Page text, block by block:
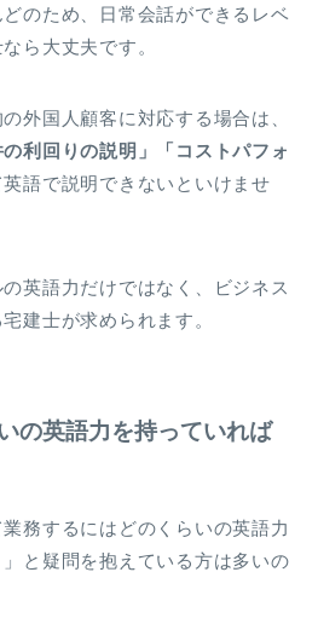
のため、日常会話ができるレベ
ら大丈夫です。
外国人顧客に対応する場合は、
の利回りの説明」「コストパフォ
語で説明できないといけませ
英語力だけではなく、ビジネス
建士が求められます。
の英語力を持っていれば
業務するにはどのくらいの英語力
と疑問を抱えている方は多いの